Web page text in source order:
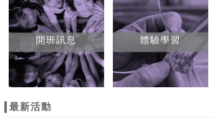
開班訊息 體驗學習
最新活動